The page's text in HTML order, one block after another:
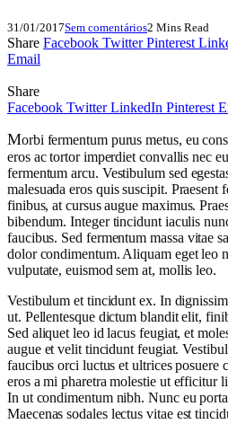
31/01/2017Sem comentários2 Mins Read
Share Facebook Twitter Pinterest
Email
Share
Facebook Twitter LinkedIn Pinterest
Morbi fermentum purus metus, eu
eros ac tortor imperdiet convallis nec
fermentum arcu. Vestibulum sed
malesuada eros quis suscipit. Praesent
finibus, at cursus augue maximus.
bibendum. Integer tincidunt iaculis
faucibus. Sed fermentum massa vitae
dolor condimentum. Aliquam eget leo
vulputate, euismod sem at, mollis leo.
Vestibulum et tincidunt ex. In
ut. Pellentesque dictum blandit elit,
Sed aliquet leo id lacus feugiat, et
augue et velit tincidunt feugiat.
faucibus orci luctus et ultrices posuere
eros a mi pharetra molestie ut efficitur
In ut condimentum nibh. Nunc eu
Maecenas sodales lectus vitae est